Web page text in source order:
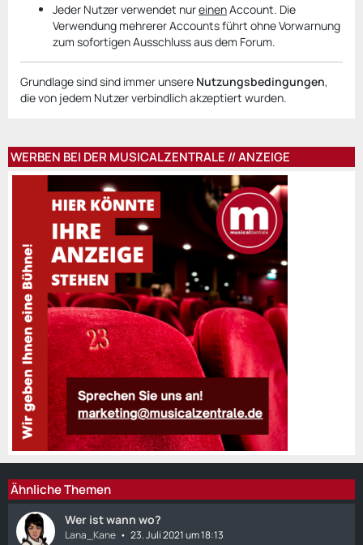
Jeder Nutzer verwendet nureinenAccount. Die
Verwendung mehrerer Accounts führt ohne Vorwarnung
zum sofortigen Ausschluss aus dem Forum.
Grundlage sind sind immer unsere Nutzungsbedingungen,
die von jedem Nutzer verbindlich akzeptiert wurden.
WERBEN BEI DER MUSICALZENTRALE // ANZEIGE
Ähnliche Themen
Wer ist wann wo?
Lana_Kane
23. Juli 2021 um 18:13